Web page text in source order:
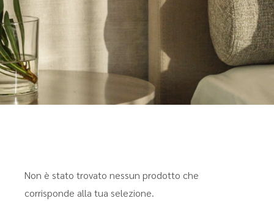
Non è stato trovato nessun prodotto che
corrisponde alla tua selezione.